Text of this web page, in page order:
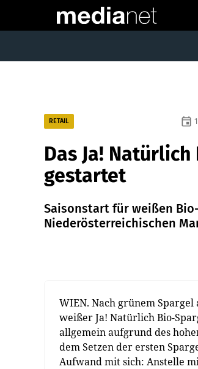
RETAIL event
Das Ja!
gestartet
Saisonstart für weißen
Niederösterreichischen
WIEN. Nach grünem
weißer Ja! Natürlich Bio-
allgemein aufgrund des
dem Setzen der ersten
Aufwand mit sich: Anstelle